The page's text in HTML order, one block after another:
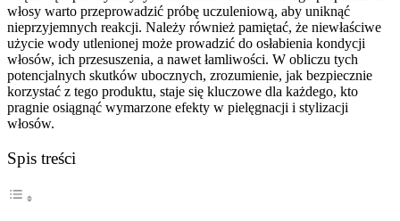
włosy warto przeprowadzić próbę uczuleniową, aby uniknąć
nieprzyjemnych reakcji. Należy również pamiętać, że niewłaściwe
użycie wody utlenionej może prowadzić do osłabienia kondycji
włosów, ich przesuszenia, a nawet łamliwości. W obliczu tych
potencjalnych skutków ubocznych, zrozumienie, jak bezpiecznie
korzystać z tego produktu, staje się kluczowe dla każdego, kto
pragnie osiągnąć wymarzone efekty w pielęgnacji i stylizacji
włosów.
Spis treści